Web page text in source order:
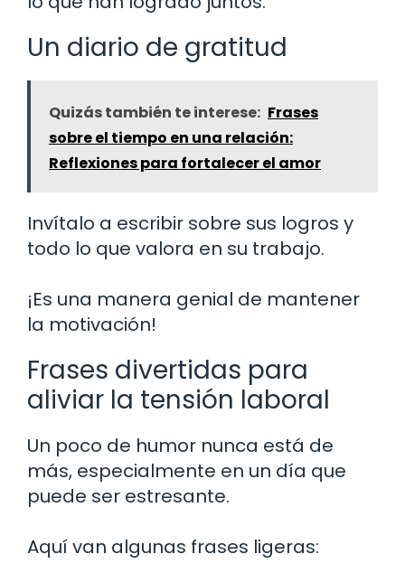
Un diario de gratitud
Quizás también te interese: Frases
sobre el tiempo en una relación:
Reflexiones para fortalecer el amor
Invítalo a escribir sobre sus logros y
todo lo que valora en su trabajo.
¡Es una manera genial de mantener
la motivación!
Frases divertidas para
aliviar la tensión laboral
Un poco de humor nunca está de
más, especialmente en un día que
puede ser estresante.
Aquí van algunas frases ligeras: